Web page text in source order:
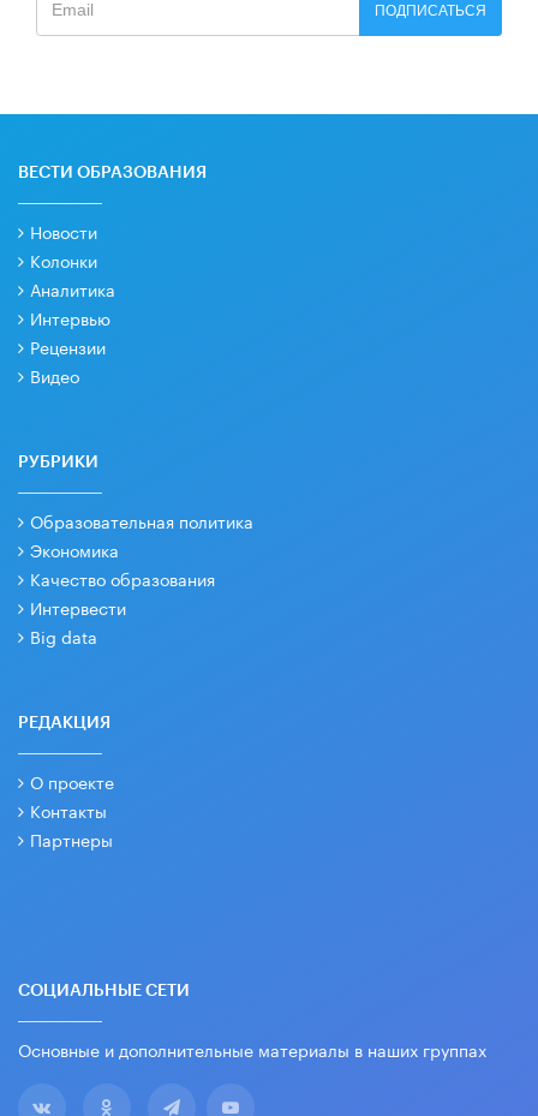
ПОДПИСАТЬСЯ
ВЕСТИ ОБРАЗОВАНИЯ
Новости
Колонки
Аналитика
Интервью
Рецензии
Видео
РУБРИКИ
Образовательная политика
Экономика
Качество образования
Интервести
Big data
РЕДАКЦИЯ
О проекте
Контакты
Партнеры
СОЦИАЛЬНЫЕ СЕТИ
Основные и дополнительные материалы в наших группах